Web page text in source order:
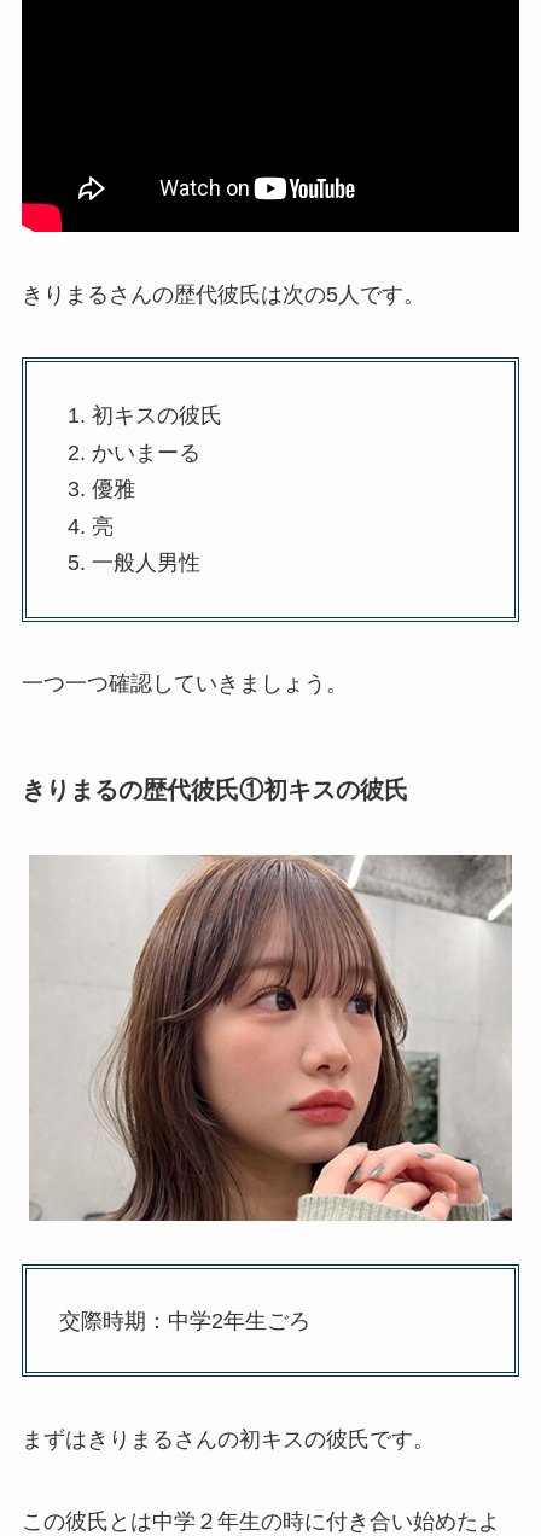
きりまるさんの歴代彼氏は次の5人です。
初キスの彼氏
かいまーる
優雅
亮
一般人男性
一つ一つ確認していきましょう。
きりまるの歴代彼氏①初キスの彼氏
交際時期：中学2年生ごろ
まずはきりまるさんの初キスの彼氏です。
この彼氏とは中学２年生の時に付き合い始めたよ